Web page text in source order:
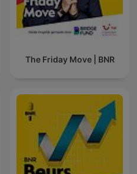
The Friday Move | BNR